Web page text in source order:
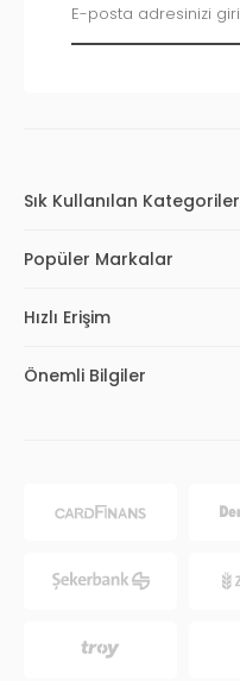
Sık Kullanılan Kategoriler
Popüler Markalar
Hızlı Erişim
Önemli Bilgiler